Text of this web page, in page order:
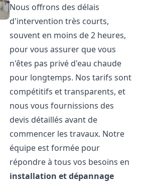
Nous offrons des délais
d'intervention très courts,
souvent en moins de 2 heures,
pour vous assurer que vous
n'êtes pas privé d'eau chaude
pour longtemps. Nos tarifs sont
compétitifs et transparents, et
nous vous fournissions des
devis détaillés avant de
commencer les travaux. Notre
équipe est formée pour
répondre à tous vos besoins en
installation et dépannage